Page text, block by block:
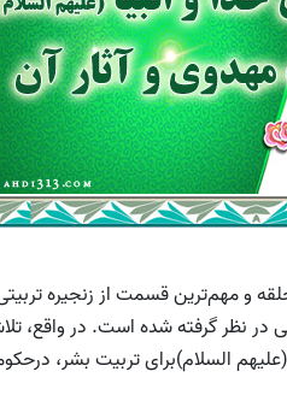
و مهم‌ترين قسمت از زنجيره
در نظر گرفته شده است. در
السلام)براى تربيت بشر،